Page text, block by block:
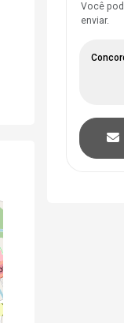
Você
enviar.